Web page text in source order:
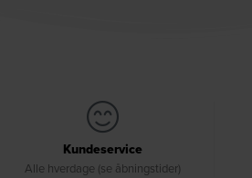
Kundeservice
Alle hverdage (se åbningstider)